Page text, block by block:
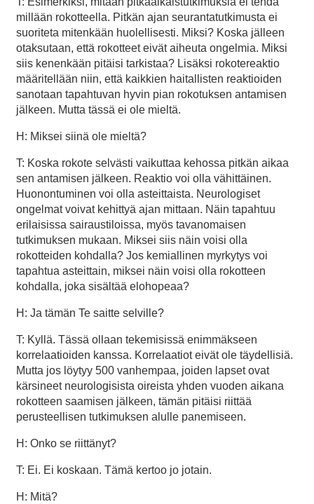
millään rokotteella. Pitkän ajan seurantatutkimusta ei
suoriteta mitenkään huolellisesti. Miksi? Koska jälleen
otaksutaan, että rokotteet eivät aiheuta ongelmia. Miksi
siis kenenkään pitäisi tarkistaa? Lisäksi rokotereaktio
määritellään niin, että kaikkien haitallisten reaktioiden
sanotaan tapahtuvan hyvin pian rokotuksen antamisen
jälkeen. Mutta tässä ei ole mieltä.
H: Miksei siinä ole mieltä?
T: Koska rokote selvästi vaikuttaa kehossa pitkän aikaa
sen antamisen jälkeen. Reaktio voi olla vähittäinen.
Huonontuminen voi olla asteittaista. Neurologiset
ongelmat voivat kehittyä ajan mittaan. Näin tapahtuu
erilaisissa sairaustiloissa, myös tavanomaisen
tutkimuksen mukaan. Miksei siis näin voisi olla
rokotteiden kohdalla? Jos kemiallinen myrkytys voi
tapahtua asteittain, miksei näin voisi olla rokotteen
kohdalla, joka sisältää elohopeaa?
H: Ja tämän Te saitte selville?
T: Kyllä. Tässä ollaan tekemisissä enimmäkseen
korrelaatioiden kanssa. Korrelaatiot eivät ole täydellisiä.
Mutta jos löytyy 500 vanhempaa, joiden lapset ovat
kärsineet neurologisista oireista yhden vuoden aikana
rokotteen saamisen jälkeen, tämän pitäisi riittää
perusteellisen tutkimuksen alulle panemiseen.
H: Onko se riittänyt?
T: Ei. Ei koskaan. Tämä kertoo jo jotain.
H: Mitä?